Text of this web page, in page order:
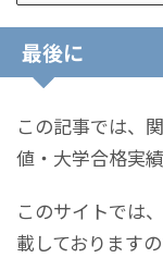
最後に
この記事では、
値・大学合格実
このサイトでは
載しております